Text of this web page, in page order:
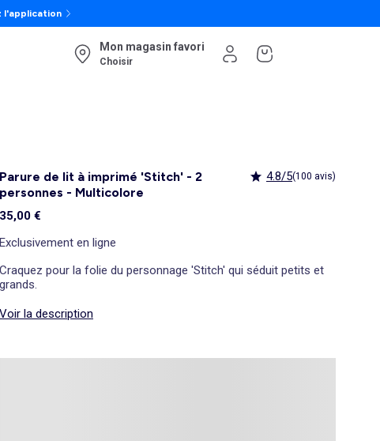
l'application
Mon magasin favori
Choisir
Parure de lit à imprimé 'Stitch' - 2
personnes - Multicolore
4.8/5(100 avis)
35,00 €
Exclusivement en ligne
Craquez pour la folie du personnage 'Stitch' qui séduit petits et
grands.
Voir la description